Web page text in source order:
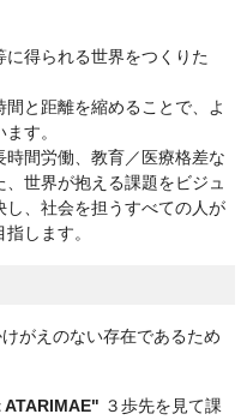
得られる世界をつくりた
と距離を縮めることで、よ
す。
間労働、教育／医療格差な
世界が抱える課題をビジュ
、社会を担うすべての人が
します。
がえのない存在であるため
３歩先を見て課